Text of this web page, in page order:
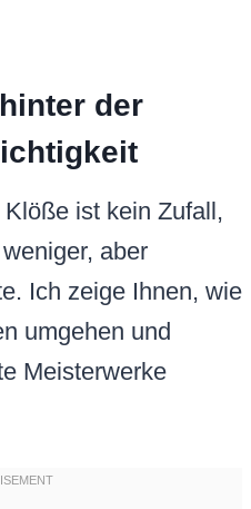
der
ist kein Zufall,
aber
Ich zeige Ihnen, wie
umgehen und
Meisterwerke